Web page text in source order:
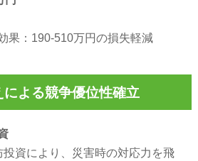
果：190-510万円の損失軽減
による競争優位性確立
資により、災害時の対応力を飛